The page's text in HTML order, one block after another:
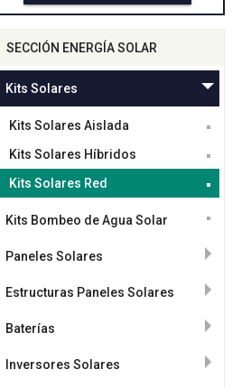
SECCIÓN ENERGÍA SOLAR
Kits Solares
Kits Solares Aislada
Kits Solares Híbridos
Kits Solares Red
Kits Bombeo de Agua Solar
Paneles Solares
Estructuras Paneles Solares
Baterías
Inversores Solares